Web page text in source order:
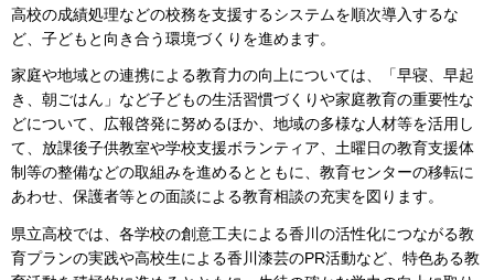
高校の成績処理などの校務を支援するシステムを順次導入するな
ど、子どもと向き合う環境づくりを進めます。
家庭や地域との連携による教育力の向上については、「早寝、早起
き、朝ごはん」など子どもの生活習慣づくりや家庭教育の重要性な
どについて、広報啓発に努めるほか、地域の多様な人材等を活用し
て、放課後子供教室や学校支援ボランティア、土曜日の教育支援体
制等の整備などの取組みを進めるとともに、教育センターの移転に
あわせ、保護者等との面談による教育相談の充実を図ります。
県立高校では、各学校の創意工夫による香川の活性化につながる教
育プランの実践や高校生による香川漆芸のPR活動など、特色ある教